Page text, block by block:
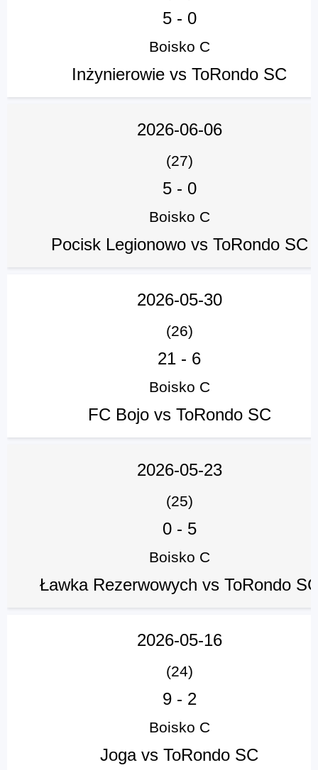
5- 0
Boisko C
Inżynierowie vs ToRondo SC
2026-06-06
(27)
5- 0
Boisko C
Pocisk Legionowo vs ToRondo SC
2026-05-30
(26)
21 - 6
Boisko C
FC Bojo vs ToRondo SC
2026-05-23
(25)
0- 5
Boisko C
Ławka Rezerwowych vs ToRondo
2026-05-16
(24)
9- 2
Boisko C
Joga vs ToRondo SC